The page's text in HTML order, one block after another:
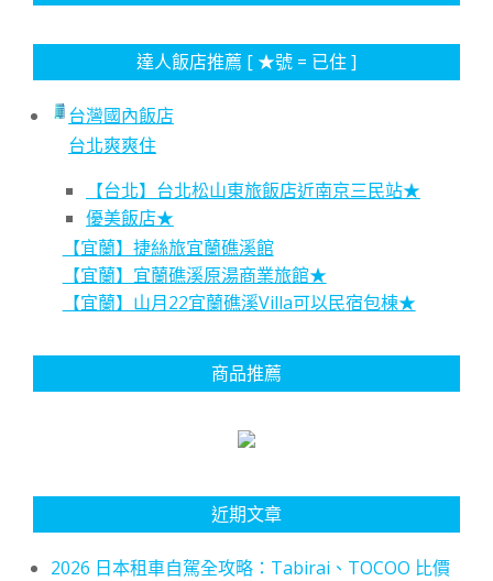
達人飯店推薦 [ ★號 = 已住 ]
台灣國內飯店
台北爽爽住
【台北】台北松山東旅飯店近南京三民站★
優美飯店★
【宜蘭】捷絲旅宜蘭礁溪館
【宜蘭】宜蘭礁溪原湯商業旅館★
【宜蘭】山月22宜蘭礁溪Villa可以民宿包棟★
商品推薦
近期文章
2026 日本租車自駕全攻略：Tabirai、TOCOO 比價